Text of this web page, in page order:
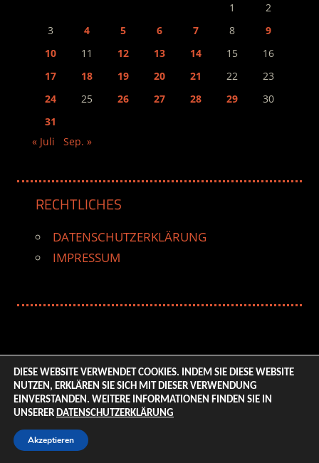
1
2
3
4 5 6 7 8
9
10
11 12 13 14 15
16
17
18 19 20 21 22
23
24
25 26 27 28 29
30
31
« Juli
Sep. »
RECHTLICHES
DATENSCHUTZERKLÄRUNG
IMPRESSUM
© 2026 ENTERTAINMENT BASE – Life & Style Magazine.
All Rights Reserved. | Based on
DIESE WEBSITE VERWENDET COOKIES. INDEM SIE DIESE WEBSITE
NUTZEN, ERKLÄREN SIE SICH MIT DIESER VERWENDUNG
EINVERSTANDEN. WEITERE INFORMATIONEN FINDEN SIE IN
UNSERER DATENSCHUTZERKLÄRUNG
Akzeptieren